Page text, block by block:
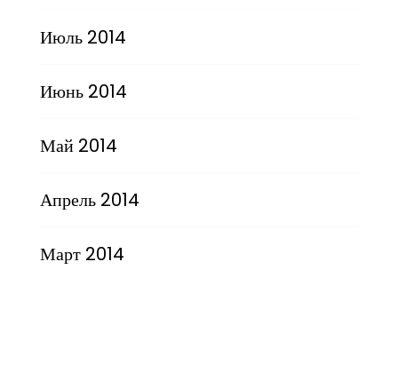
Июль 2014
Июнь 2014
Май 2014
Апрель 2014
Март 2014